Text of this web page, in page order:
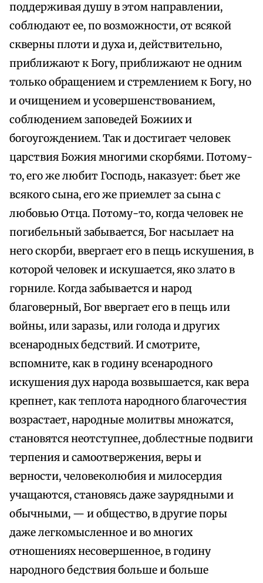
поддерживая душу в этом направлении,
соблюдают ее, по возможности, от всякой
скверны плоти и духа и, действительно,
приближают к Богу, приближают не одним
только обращением и стремлением к Богу, но
и очищением и усовершенствованием,
соблюдением заповедей Божиих и
богоугождением. Так и достигает человек
царствия Божия многими скорбями. Потому-
то, его же любит Господь, наказует: бьет же
всякого сына, его же приемлет за сына с
любовью Отца. Потому-то, когда человек не
погибельный забывается, Бог насылает на
него скорби, ввергает его в пещь искушения, в
которой человек и искушается, яко злато в
горниле. Когда забывается и народ
благоверный, Бог ввергает его в пещь или
войны, или заразы, или голода и других
всенародных бедствий. И смотрите,
вспомните, как в годину всенародного
искушения дух народа возвышается, как вера
крепнет, как теплота народного благочестия
возрастает, народные молитвы множатся,
становятся неотступнее, доблестные подвиги
терпения и самоотвержения, веры и
верности, человеколюбия и милосердия
учащаются, становясь даже заурядными и
обычными, — и общество, в другие поры
даже легкомысленное и во многих
отношениях несовершенное, в годину
народного бедствия больше и больше